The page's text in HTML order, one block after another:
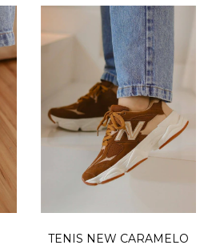
TENIS NEW CARAMELO